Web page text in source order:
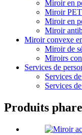
Miroir en
Miroir
Miroir en
Miroir
Miroir convexe
Miroir de
Miroirs
Services de
Services
Services
Produits